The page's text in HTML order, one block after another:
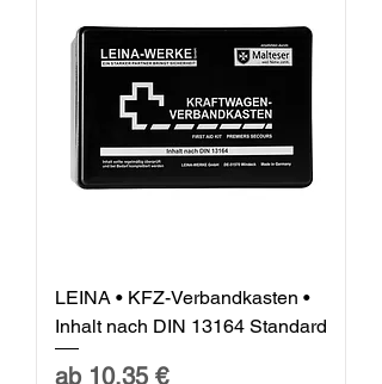
LEINA • KFZ-Verbandkasten •
Inhalt nach DIN 13164 Standard
ab 10,35 €
Sale-Preis